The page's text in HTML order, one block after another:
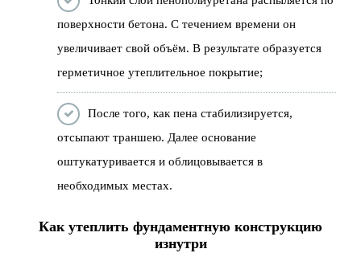
поверхности бетона. С течением времени он
увеличивает свой объём. В результате образуется
герметичное утеплительное покрытие;
После того, как пена стабилизируется,
отсыпают траншею. Далее основание
оштукатуривается и облицовывается в
необходимых местах.
Как утеплить фундаментную конструкцию
изнутри